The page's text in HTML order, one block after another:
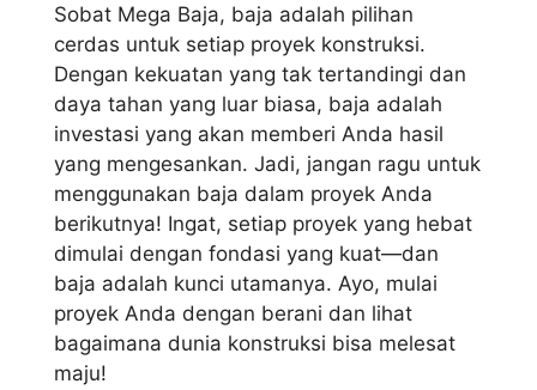
Sobat Mega Baja, baja adalah pilihan
cerdas untuk setiap proyek konstruksi.
Dengan kekuatan yang tak tertandingi dan
daya tahan yang luar biasa, baja adalah
investasi yang akan memberi Anda hasil
yang mengesankan. Jadi, jangan ragu untuk
menggunakan baja dalam proyek Anda
berikutnya! Ingat, setiap proyek yang hebat
dimulai dengan fondasi yang kuat—dan
baja adalah kunci utamanya. Ayo, mulai
proyek Anda dengan berani dan lihat
bagaimana dunia konstruksi bisa melesat
maju!